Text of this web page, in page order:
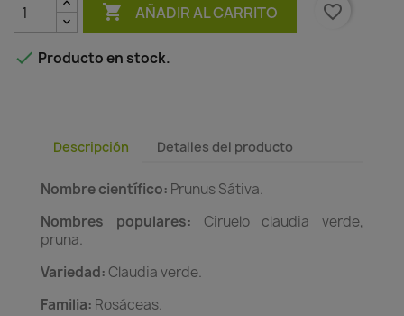
 AÑADIR AL CARRITO favorite_border
 Producto en stock.
Descripción Detalles del producto
Nombre científico: Prunus Sátiva.
Nombres populares: Ciruelo claudia verde,
pruna.
Variedad: Claudia verde.
Familia: Rosáceas.